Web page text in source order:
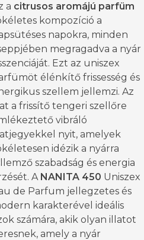
a citrusos aromájú parfüm
kompozíció a
napokra, minden
megragadva a nyár
Ezt az uniszex
élénkítő frissesség és
szellem jellemzi. Az
a frissítő tengeri szellőre
vibráló
nyit, amelyek
idézik a nyárra
szabadság és energia
A NANITA 450 Uniszex
de Parfum jellegzetes és
karakterével ideális
számára, akik olyan illatot
amely a nyár